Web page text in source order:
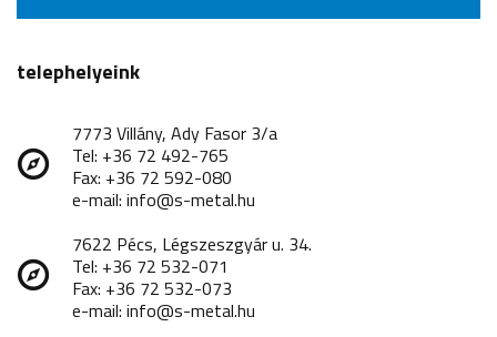
telephelyeink
7773 Villány, Ady Fasor 3/a
Tel: +36 72 492-765
Fax: +36 72 592-080
e-mail: info@s-metal.hu
7622 Pécs, Légszeszgyár u. 34.
Tel: +36 72 532-071
Fax: +36 72 532-073
e-mail: info@s-metal.hu